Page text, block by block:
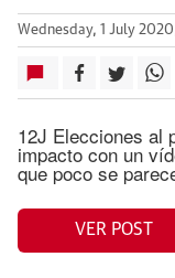
Wednesday, 1 July
12J Elecciones al
impacto con un
que poco se
VER POST